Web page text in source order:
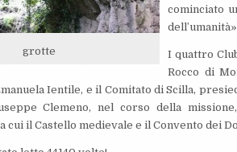
grotte
cominciato
I quattro
Rocco di
Ientile, e il Comitato di Scilla,
Clemeno, nel corso della
cui il Castello medievale e il Convento dei